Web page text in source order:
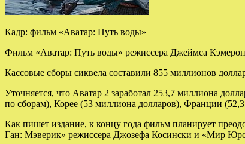
Кадр: фильм «Аватар: Путь воды»
Фильм «Аватар: Путь воды» режиссера Джеймса
Кассовые сборы сиквела составили 855 миллионов
Уточняется, что Аватар 2 заработал 253,7 миллиона
по сборам), Корее (53 миллиона долларов), Франции
Как пишет издание, к концу года фильм планирует
Ган: Мэверик» режиссера Джозефа Косински и «Мир